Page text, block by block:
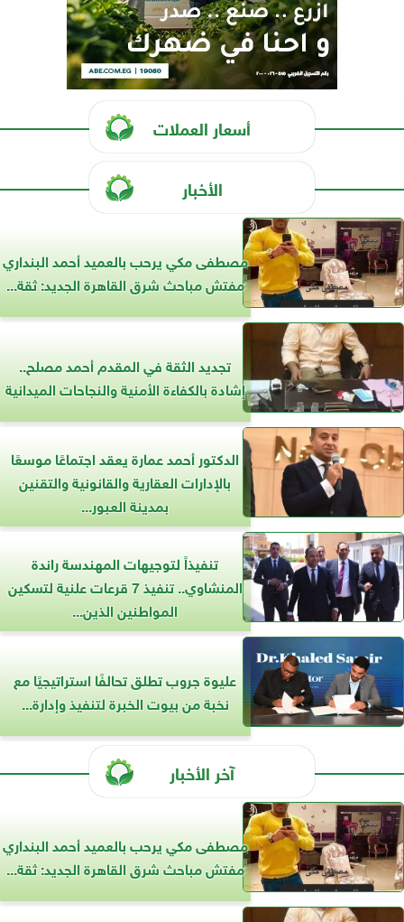
أسعار العملات
الأخبار
مصطفى مكي يرحب بالعميد أحمد البنداري
مفتش مباحث شرق القاهرة الجديد: ثقة...
تجديد الثقة في المقدم أحمد مصلح..
إشادة بالكفاءة الأمنية والنجاحات الميدانية
الدكتور أحمد عمارة يعقد اجتماعًا موسعًا
بالإدارات العقارية والقانونية والتقنين
بمدينة العبور...
تنفيذاً لتوجيهات المهندسة راندة
المنشاوي.. تنفيذ 7 قرعات علنية لتسكين
المواطنين الذين...
عليوة جروب تطلق تحالفًا استراتيجيًا مع
نخبة من بيوت الخبرة لتنفيذ وإدارة...
آخر الأخبار
مصطفى مكي يرحب بالعميد أحمد البنداري
مفتش مباحث شرق القاهرة الجديد: ثقة...